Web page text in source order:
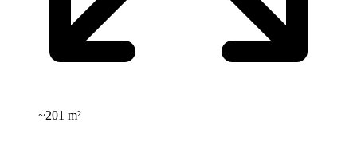
~201 m²